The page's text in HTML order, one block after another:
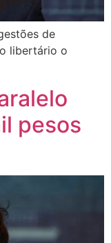
de
libertário o
pesos